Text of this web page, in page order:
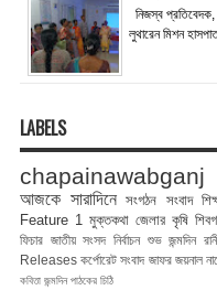
নিজস্ব প্রতিবেদক,
লুথারেন মিশন
LABELS
আজকে সারাদিনে সংগঠন সংবাদ
Feature 1 মুক্তকথা জেলার কৃষি
ফিচার জাতীয় সংসদ নির্বাচন শুভ জন্মদিন
Releases কর্পোরেট সংবাদ জাফর জয়নাল
কবিতা জন্মদিন পাঠকের চিঠি